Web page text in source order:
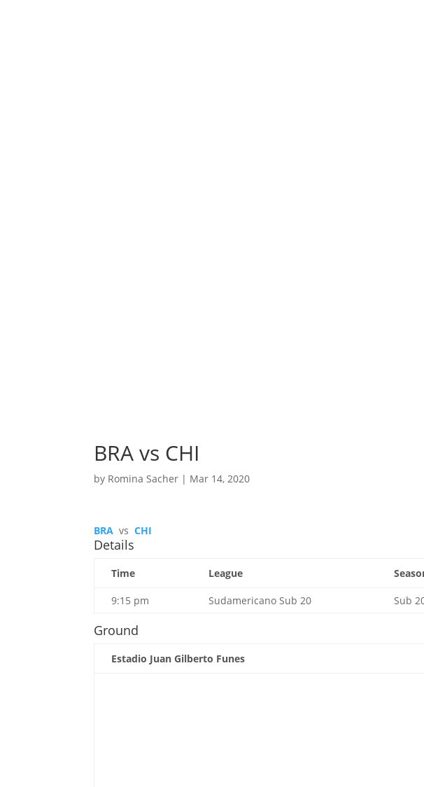
BRA vs CHI
by Romina Sacher | Mar 14, 2020
BRA vs CHI
Details
Time League
9:15 pm Sudamericano Sub 20 Sub
Ground
Estadio Juan Gilberto Funes